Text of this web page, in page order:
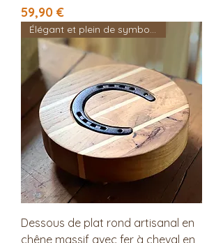
Prix
59,90 €
Élégant et plein de symboles
Dessous de plat rond artisanal en
chêne massif avec fer à cheval en